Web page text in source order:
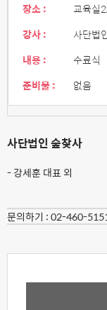
장소 :
교육실
강사 :
사단법
내용 :
수료식
준비물 :
없음
사단법인 숲찾사
- 강세훈 대표 외
문의하기 :02-460-